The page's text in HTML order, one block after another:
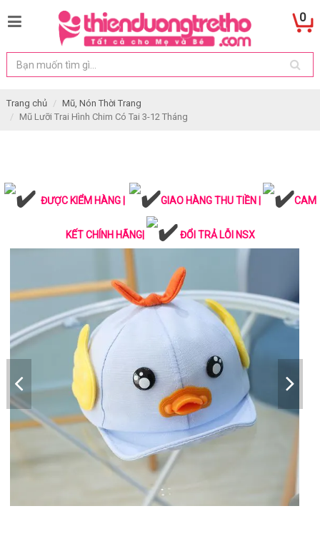
0
Trang chủ
Mũ, Nón Thời Trang
Mũ Lưỡi Trai Hình Chim Có Tai 3-12 Tháng
ĐƯỢC KIỂM HÀNG | GIAO HÀNG THU TIỀN | CAM
KẾT CHÍNH HÃNG| ĐỔI TRẢ LỖI NSX